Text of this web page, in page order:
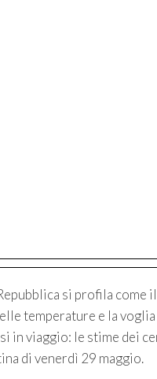
si profila come
temperature e la
in viaggio: le stime dei
di venerdì 29 maggio.